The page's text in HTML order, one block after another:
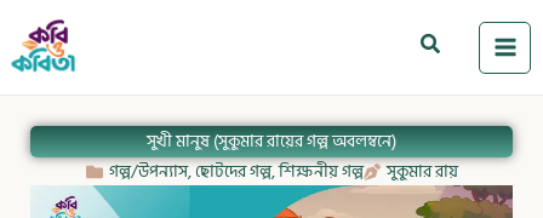
content
Search
সুখী মানুষ (সুকুমার রায়ের গল্প অবলম্বনে)
গল্প/উপন্যাস,ছোটদের গল্প,শিক্ষনীয় গল্প সুকুমার রায়